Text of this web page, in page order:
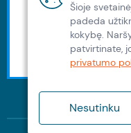
Šioje
padeda
kokybę.
patvirtinate,
privatumo
Nesutinku